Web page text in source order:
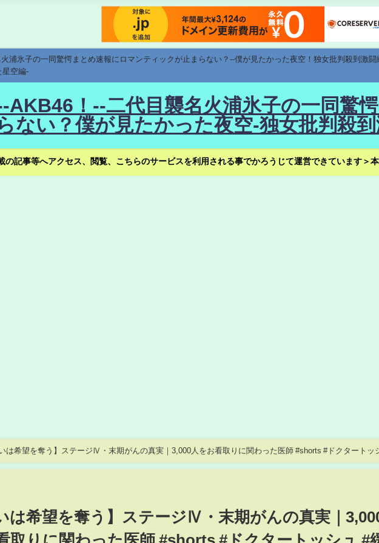
浦氷子の一同驚愕まとめ速報にロマンティックが止まらない？--僕が見たかった夜空！独女批判殺到激
星空編-
AKB46！--二代目襲名火浦氷子の一同驚
ない？僕が見たかった夜空-独女批判殺
の記事等へアクセス、閲覧、こちらのサービスを利用される事でかろうじて運営できています＞
は希望を奪う】ステージⅣ・末期がんの真実｜3,000人をお看取りに関わった医師 #shorts #ドクタートッ
は希望を奪う】ステージⅣ・末期がんの真実｜